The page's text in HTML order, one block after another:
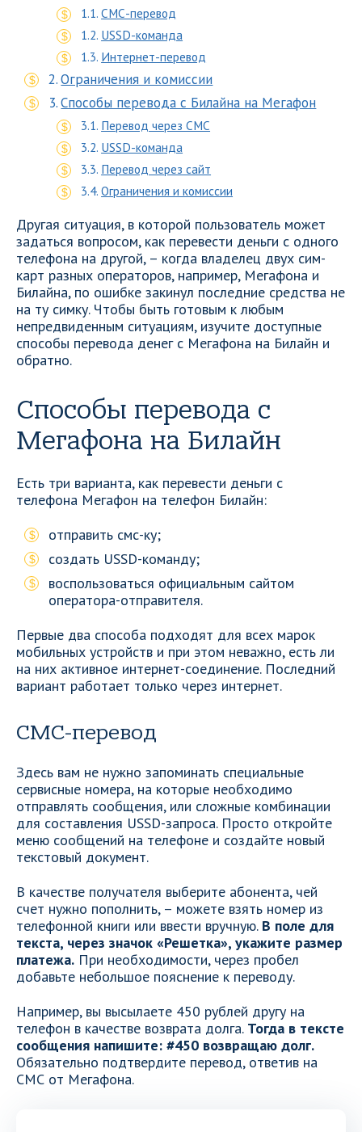
СМС-перевод
USSD-команда
Интернет-перевод
Ограничения и комиссии
Способы перевода с Билайна на Мегафон
Перевод через СМС
USSD-команда
Перевод через сайт
Ограничения и комиссии
Другая ситуация, в которой пользователь может
задаться вопросом, как перевести деньги с одного
телефона на другой, – когда владелец двух сим-
карт разных операторов, например, Мегафона и
Билайна, по ошибке закинул последние средства не
на ту симку. Чтобы быть готовым к любым
непредвиденным ситуациям, изучите доступные
способы перевода денег с Мегафона на Билайн и
обратно.
Способы перевода с
Мегафона на Билайн
Есть три варианта, как перевести деньги с
телефона Мегафон на телефон Билайн:
отправить смс-ку;
создать USSD-команду;
воспользоваться официальным сайтом
оператора-отправителя.
Первые два способа подходят для всех марок
мобильных устройств и при этом неважно, есть ли
на них активное интернет-соединение. Последний
вариант работает только через интернет.
СМС-перевод
Здесь вам не нужно запоминать специальные
сервисные номера, на которые необходимо
отправлять сообщения, или сложные комбинации
для составления USSD-запроса. Просто откройте
меню сообщений на телефоне и создайте новый
текстовый документ.
В качестве получателя выберите абонента, чей
счет нужно пополнить, – можете взять номер из
телефонной книги или ввести вручную. В поле для
текста, через значок «Решетка», укажите размер
платежа. При необходимости, через пробел
добавьте небольшое пояснение к переводу.
Например, вы высылаете 450 рублей другу на
телефон в качестве возврата долга. Тогда в тексте
сообщения напишите: #450 возвращаю долг.
Обязательно подтвердите перевод, ответив на
СМС от Мегафона.